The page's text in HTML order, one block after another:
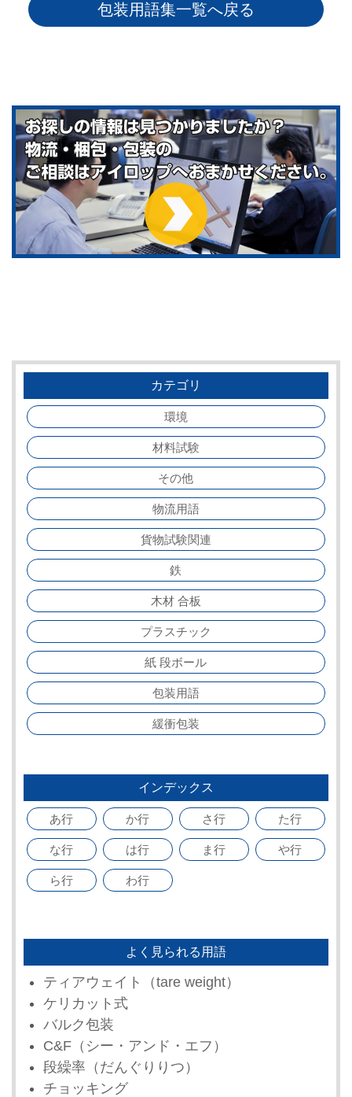
包装用語集一覧へ戻る
カテゴリ
環境
材料試験
その他
物流用語
貨物試験関連
鉄
木材 合板
プラスチック
紙 段ボール
包装用語
緩衝包装
インデックス
あ行 か行 さ行 た行
な行 は行 ま行 や行
ら行 わ行
よく見られる用語
ティアウェイト（tare weight）
ケリカット式
バルク包装
C&F（シー・アンド・エフ）
段繰率（だんぐりりつ）
チョッキング